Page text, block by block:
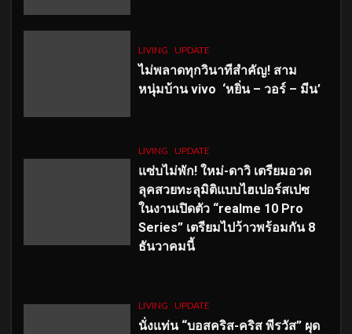
LIVING UPDATE
ไม่พลาดทุกวินาทีสำคัญ! สาม
หนุ่มบ้าน vivo ‘หยิ่น – วอร์ – มีน’
LIVING UPDATE
แซ่บไม่พัก! ใหม่-ดาวิ เตรียมอวด
ลุคสวยทะลุมิติแบบไฮเปอร์สเปซ
ในงานเปิดตัว “realme 10 Pro
Series” เตรียมไปว้าวพร้อมกัน 8
ธันวาคมนี้
LIVING UPDATE
นั่งแท่น “บอสคริส-คริส พีรวัส” ผุด